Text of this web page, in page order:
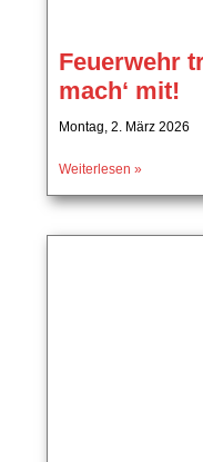
Feuerwehr
mach‘ mit!
Montag, 2. März 2026
Weiterlesen »